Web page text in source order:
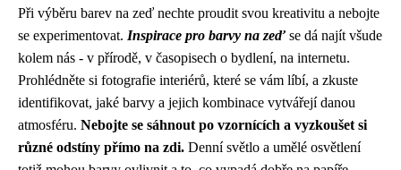
Při výběru barev na zeď nechte proudit svou kreativitu a nebojte
se experimentovat. Inspirace pro barvy na zeď se dá najít všude
kolem nás - v přírodě, v časopisech o bydlení, na internetu.
Prohlédněte si fotografie interiérů, které se vám líbí, a zkuste
identifikovat, jaké barvy a jejich kombinace vytvářejí danou
atmosféru. Nebojte se sáhnout po vzornících a vyzkoušet si
různé odstíny přímo na zdi. Denní světlo a umělé osvětlení